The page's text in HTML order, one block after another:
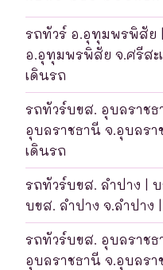
รถทัวร์ อ.อุทุมพรพิสัย
อ.อุทุมพรพิสัย จ.ศรีสะ
เดินรถ
รถทัวร์บขส. อุบลราช
อุบลราชธานี จ.อุบลรา
เดินรถ
รถทัวร์บขส. ลำปาง |
บขส. ลำปาง จ.ลำปาง
รถทัวร์บขส. อุบลราช
อุบลราชธานี จ.อุบลรา